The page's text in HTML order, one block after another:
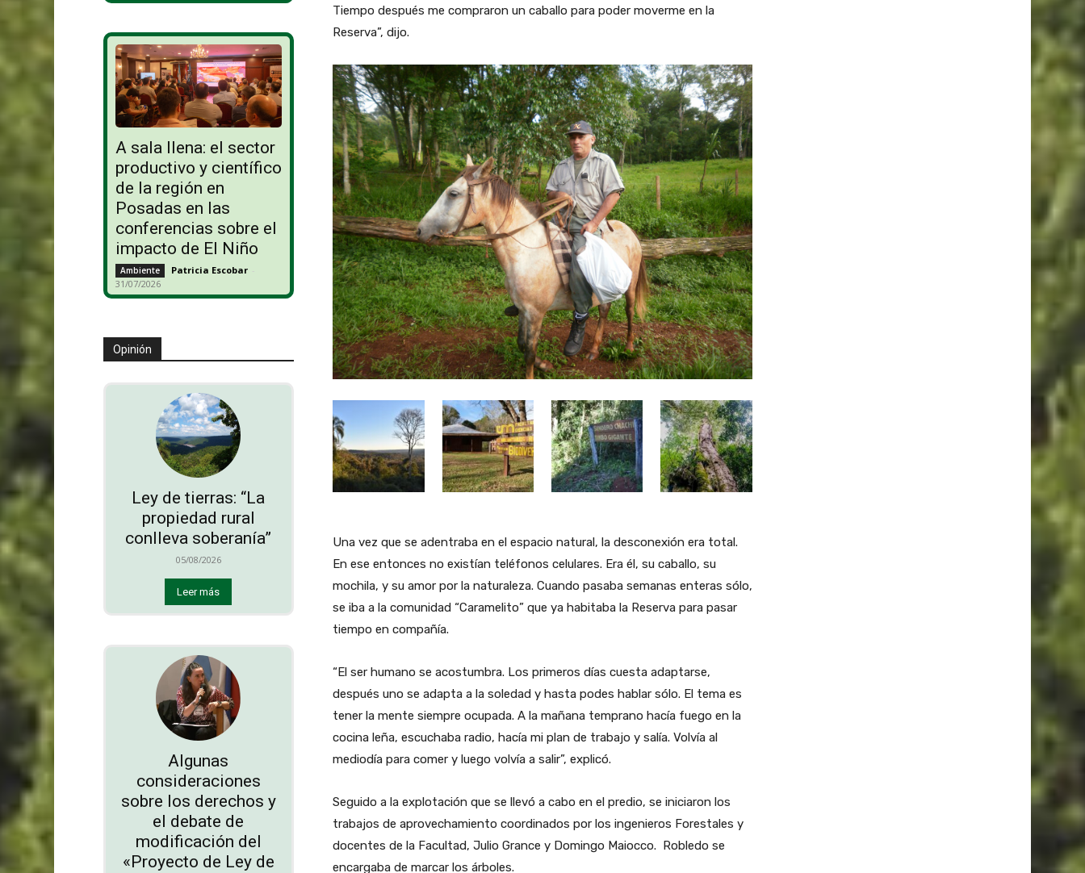
A sala llena: el sector
productivo y científico
de la región en
Posadas en las
conferencias sobre el
impacto de El Niño
Ambiente Patricia Escobar -
31/07/2026
Opinión
Ley de tierras: “La
propiedad rural
conlleva soberanía”
05/08/2026
Leer más
Algunas
consideraciones
sobre los derechos y
el debate de
modificación del
«Proyecto de Ley de
Tiempo después me compraron un caballo para poder moverme en la
Reserva”, dijo.
Una vez que se adentraba en el espacio natural, la desconexión era total.
En ese entonces no existían teléfonos celulares. Era él, su caballo, su
mochila, y su amor por la naturaleza. Cuando pasaba semanas enteras sólo,
se iba a la comunidad “Caramelito” que ya habitaba la Reserva para pasar
tiempo en compañía.
“El ser humano se acostumbra. Los primeros días cuesta adaptarse,
después uno se adapta a la soledad y hasta podes hablar sólo. El tema es
tener la mente siempre ocupada. A la mañana temprano hacía fuego en la
cocina leña, escuchaba radio, hacía mi plan de trabajo y salía. Volvía al
mediodía para comer y luego volvía a salir”, explicó.
Seguido a la explotación que se llevó a cabo en el predio, se iniciaron los
trabajos de aprovechamiento coordinados por los ingenieros Forestales y
docentes de la Facultad, Julio Grance y Domingo Maiocco. Robledo se
encargaba de marcar los árboles.